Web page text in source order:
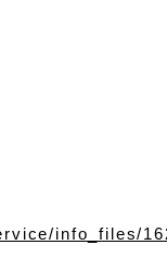
info_files/